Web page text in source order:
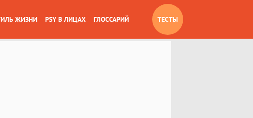
ЖИЗНИ PSY В ЛИЦАХ ГЛОССАРИЙ ТЕСТЫ